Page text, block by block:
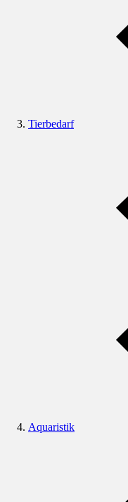
Tierbedarf
Aquaristik